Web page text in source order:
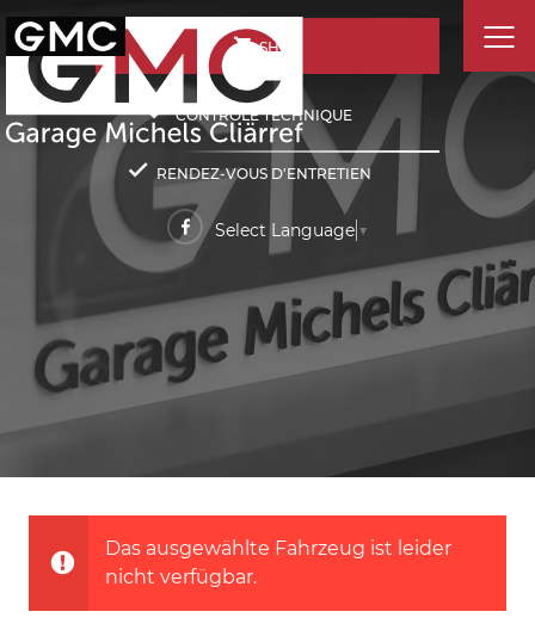
SHOP
CONTRÔLE TECHNIQUE
RENDEZ-VOUS D'ENTRETIEN
Select Language ▼
Das ausgewählte Fahrzeug ist leider
nicht verfügbar.